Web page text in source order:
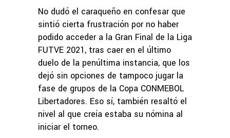
No dudó el caraqueño en confesar que
sintió cierta frustración por no haber
podido acceder a la Gran Final de la Liga
FUTVE 2021, tras caer en el último
duelo de la penúltima instancia, que los
dejó sin opciones de tampoco jugar la
fase de grupos de la Copa CONMEBOL
Libertadores. Eso sí, también resaltó el
nivel al que creía estaba su nómina al
iniciar el torneo.